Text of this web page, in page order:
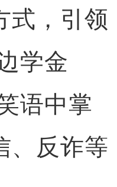
式，引领
学金
语中掌
、反诈等